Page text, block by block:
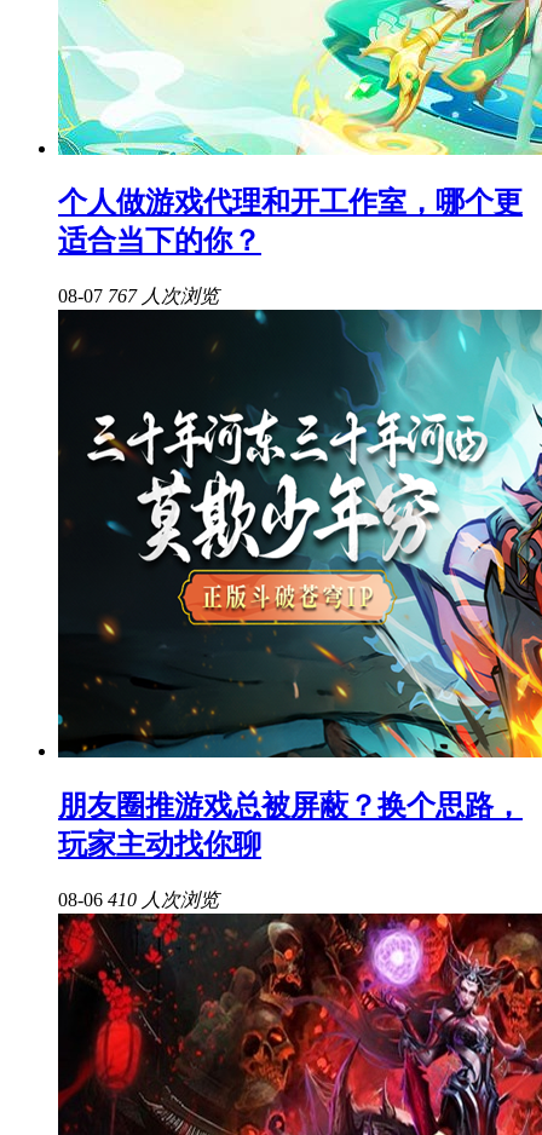
个人做游戏代理和开工作室，哪个更
适合当下的你？
08-07 767 人次浏览
朋友圈推游戏总被屏蔽？换个思路，
玩家主动找你聊
08-06 410 人次浏览